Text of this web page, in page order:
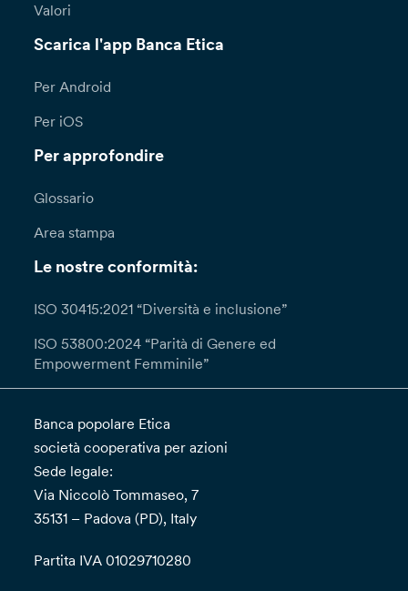
Valori
Scarica l'app Banca Etica
Per Android
Per iOS
Per approfondire
Glossario
Area stampa
Le nostre conformità:
ISO 30415:2021 “Diversità e inclusione”
ISO 53800:2024 “Parità di Genere ed
Empowerment Femminile”
Banca popolare Etica
società cooperativa per azioni
Sede legale:
Via Niccolò Tommaseo, 7
35131 – Padova (PD), Italy
Partita IVA 01029710280